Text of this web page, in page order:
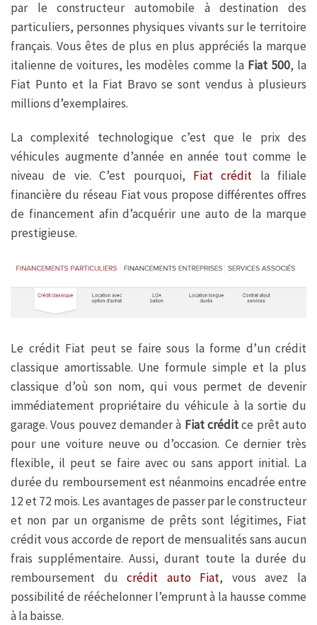
par le constructeur automobile à destination des
particuliers, personnes physiques vivants sur le territoire
français. Vous êtes de plus en plus appréciés la marque
italienne de voitures, les modèles comme la Fiat 500, la
Fiat Punto et la Fiat Bravo se sont vendus à plusieurs
millions d’exemplaires.
La complexité technologique c’est que le prix des
véhicules augmente d’année en année tout comme le
niveau de vie. C’est pourquoi, Fiat crédit la filiale
financière du réseau Fiat vous propose différentes offres
de financement afin d’acquérir une auto de la marque
prestigieuse.
Le crédit Fiat peut se faire sous la forme d’un crédit
classique amortissable. Une formule simple et la plus
classique d’où son nom, qui vous permet de devenir
immédiatement propriétaire du véhicule à la sortie du
garage. Vous pouvez demander à Fiat créditce prêt auto
pour une voiture neuve ou d’occasion. Ce dernier très
flexible, il peut se faire avec ou sans apport initial. La
durée du remboursement est néanmoins encadrée entre
12 et 72 mois. Les avantages de passer par le constructeur
et non par un organisme de prêts sont légitimes, Fiat
crédit vous accorde de report de mensualités sans aucun
frais supplémentaire. Aussi, durant toute la durée du
remboursement ducrédit auto Fiat, vous avez la
possibilité de rééchelonner l’emprunt à la hausse comme
à la baisse.